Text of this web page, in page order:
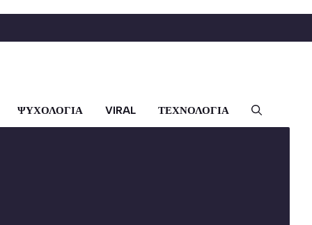
ΨΥΧΟΛΟΓΙΑ VIRAL ΤΕΧΝΟΛΟΓΙΑ